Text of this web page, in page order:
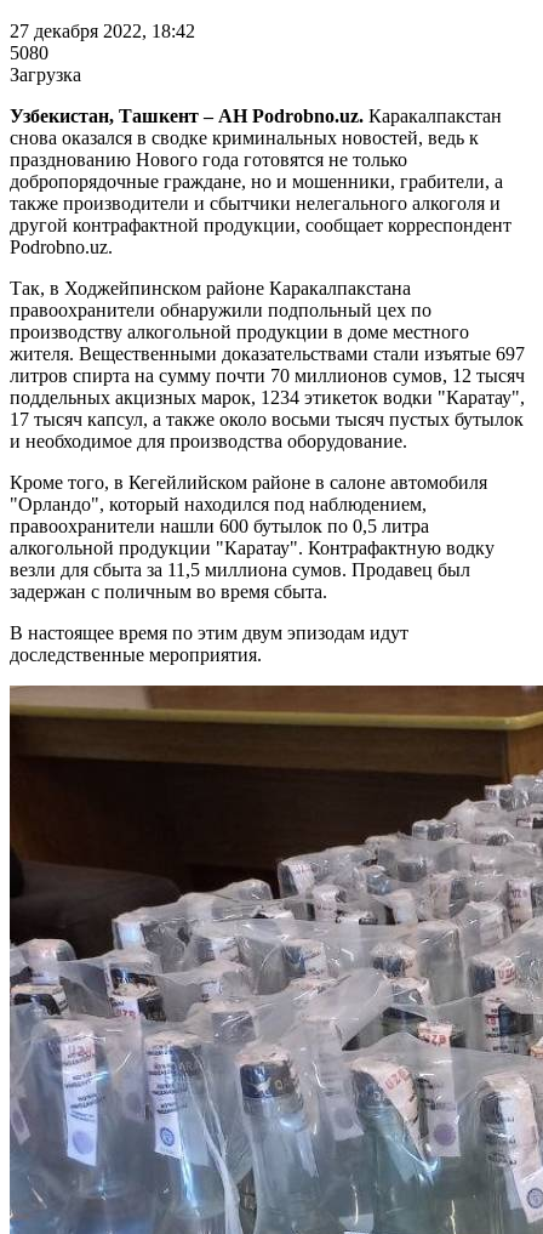
27 декабря 2022, 18:42
5080
Загрузка
Узбекистан, Ташкент – АН Podrobno.uz. Каракалпакстан
снова оказался в сводке криминальных новостей, ведь к
празднованию Нового года готовятся не только
добропорядочные граждане, но и мошенники, грабители, а
также производители и сбытчики нелегального алкоголя и
другой контрафактной продукции, сообщает корреспондент
Podrobno.uz.
Так, в Ходжейпинском районе Каракалпакстана
правоохранители обнаружили подпольный цех по
производству алкогольной продукции в доме местного
жителя. Вещественными доказательствами стали изъятые 697
литров спирта на сумму почти 70 миллионов сумов, 12 тысяч
поддельных акцизных марок, 1234 этикеток водки "Каратау",
17 тысяч капсул, а также около восьми тысяч пустых бутылок
и необходимое для производства оборудование.
Кроме того, в Кегейлийском районе в салоне автомобиля
"Орландо", который находился под наблюдением,
правоохранители нашли 600 бутылок по 0,5 литра
алкогольной продукции "Каратау". Контрафактную водку
везли для сбыта за 11,5 миллиона сумов. Продавец был
задержан с поличным во время сбыта.
В настоящее время по этим двум эпизодам идут
доследственные мероприятия.